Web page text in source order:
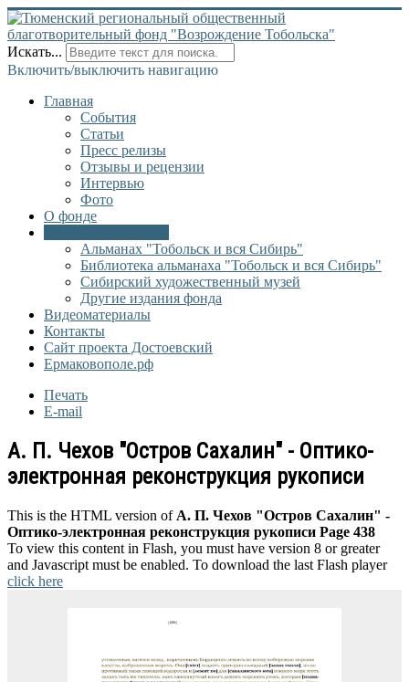
Искать...
Включить/выключить навигацию
Главная
События
Статьи
Пресс релизы
Отзывы и рецензии
Интервью
Фото
О фонде
Альманах "Тобольск и вся Сибирь"
Библиотека альманаха "Тобольск и вся Сибирь"
Сибирский художественный музей
Другие издания фонда
Видеоматериалы
Контакты
Сайт проекта Достоевский
Ермаковополе.рф
Печать
E-mail
А. П. Чехов "Остров Сахалин" - Оптико-
электронная реконструкция рукописи
This is the HTML version of А. П. Чехов "Остров Сахалин" -
Оптико-электронная реконструкция рукописи Page 438
To view this content in Flash, you must have version 8 or greater
and Javascript must be enabled. To download the last Flash player
click here